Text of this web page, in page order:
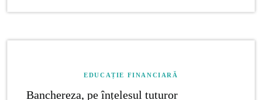
EDUCAȚIE FINANCIARĂ
Banchereza, pe înțelesul tuturor